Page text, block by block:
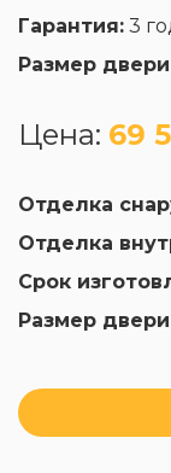
Гарантия: 3
Размер
Цена: 69
Отделка
Отделка
Срок
Размер